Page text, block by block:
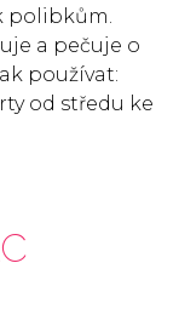
polibkům.
a pečuje o
používat:
od středu ke